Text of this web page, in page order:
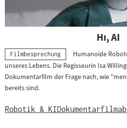
"
Hi, AI
Kategorie:
Filmbesprechung
Humanoide
unseres Lebens. Die Regisseurin Isa
Dokumentarfilm der Frage nach, wie
bereits sind.
Robotik & KIDokumentarfilm